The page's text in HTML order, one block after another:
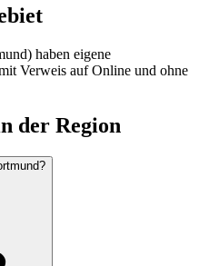
haben eigene
Verweis auf Online und ohne
der Region